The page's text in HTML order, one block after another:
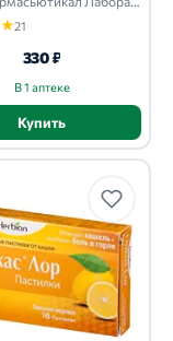
★21
330 ₽
В 1 аптеке
Купить